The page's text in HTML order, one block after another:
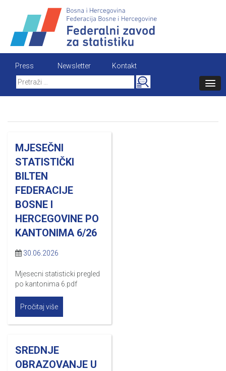
content
Press Newsletter
Kontakt
Search
for:
MJESEČNI
STATISTIČKI
BILTEN
FEDERACIJE
BOSNE I
HERCEGOVINE PO
KANTONIMA 6/26
30.06.2026
Mjesecni statisticki pregled
po kantonima 6.pdf
Pročitaj više
SREDNJE
OBRAZOVANJE U